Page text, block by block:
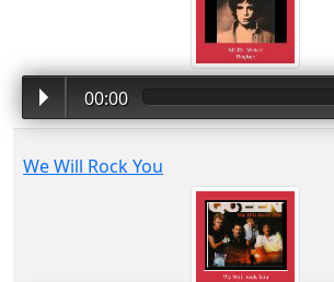
00:00
We Will Rock You